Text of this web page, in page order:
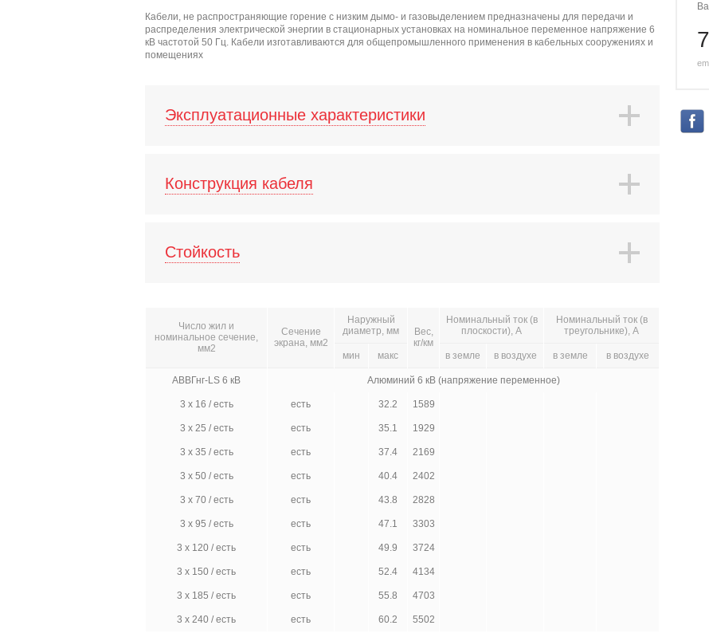
Кабели, не распространяющие горение с низким дымо- и газовыделением предназначены для передачи и
распределения электрической энергии в стационарных установках на номинальное переменное напряжение 6
кВ частотой 50 Гц. Кабели изготавливаются для общепромышленного применения в кабельных сооружениях и
помещениях
Эксплуатационные характеристики
Конструкция кабеля
Стойкость
Число жил и
номинальное сечение,
мм2
Сечение
экрана, мм2
Наружный
диаметр, мм
Вес,
кг/км
Номинальный ток (в
плоскости), А
Номинальный ток (в
треугольнике), А
мин макс в земле в воздухе в земле в воздухе
АВВГнг-LS 6 кВ Алюминий 6 кВ (напряжение переменное)
3 х 16 / есть есть 32.2 1589
3 х 25 / есть есть 35.1 1929
3 х 35 / есть есть 37.4 2169
3 х 50 / есть есть 40.4 2402
3 х 70 / есть есть 43.8 2828
3 х 95 / есть есть 47.1 3303
3 х 120 / есть есть 49.9 3724
3 х 150 / есть есть 52.4 4134
3 х 185 / есть есть 55.8 4703
3 х 240 / есть есть 60.2 5502